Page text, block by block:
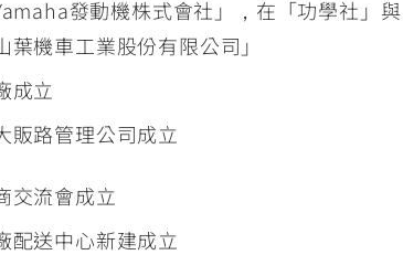
發動機株式會社」，在「功學社」
葉機車工業股份有限公司」
成立
販路管理公司成立
交流會成立
配送中心新建成立